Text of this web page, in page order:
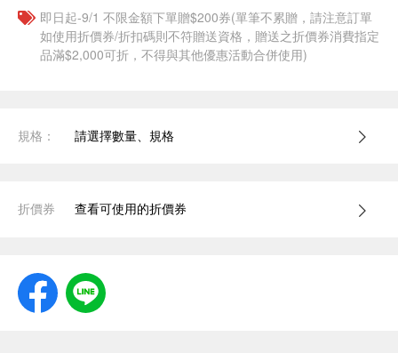
即日起-9/1 不限金額下單贈$200券(單筆不累贈，請注意訂單
如使用折價券/折扣碼則不符贈送資格，贈送之折價券消費指定
品滿$2,000可折，不得與其他優惠活動合併使用)
規格： 請選擇數量、規格
折價券 查看可使用的折價券